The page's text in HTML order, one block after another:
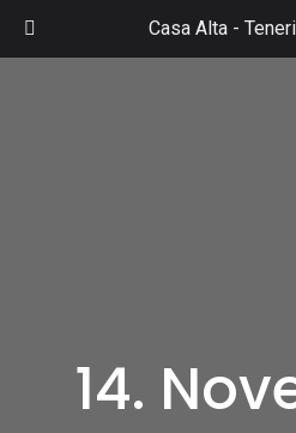
Casa Alta -
14.